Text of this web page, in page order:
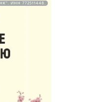
ИНН 772511448.